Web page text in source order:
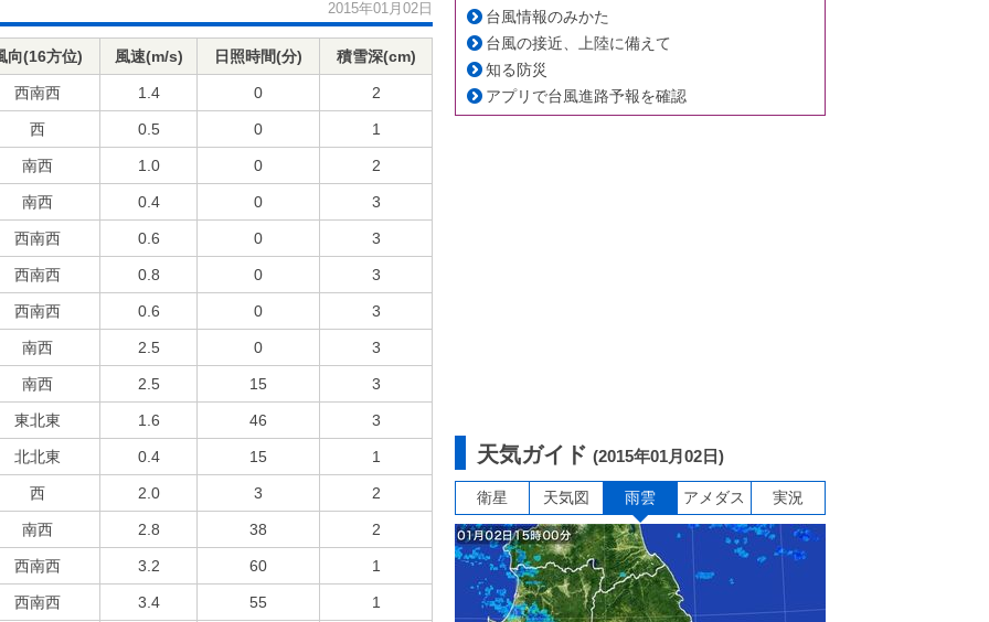
2015年01月02日
向(16方位) 風速(m/s) 日照時間(分) 積雪深(cm)
西南西 1.4 0 2
西 0.5 0 1
南西 1.0 0 2
南西 0.4 0 3
西南西 0.6 0 3
西南西 0.8 0 3
西南西 0.6 0 3
南西 2.5 0 3
南西 2.5 15 3
東北東 1.6 46 3
北北東 0.4 15 1
西 2.0 3 2
南西 2.8 38 2
西南西 3.2 60 1
西南西 3.4 55 1
台風情報のみかた
台風の接近、上陸に備えて
知る防災
アプリで台風進路予報を確認
天気ガイド (2015年01月02日)
衛星 天気図 雨雲 アメダス 実況